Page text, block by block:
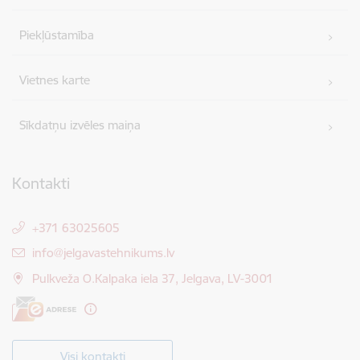
Piekļūstamība
Vietnes karte
Sīkdatņu izvēles maiņa
Kontakti
+371 63025605
E-pasts:
info@jelgavastehnikums.lv
Pulkveža O.Kalpaka iela 37, Jelgava, LV-3001
Visi kontakti